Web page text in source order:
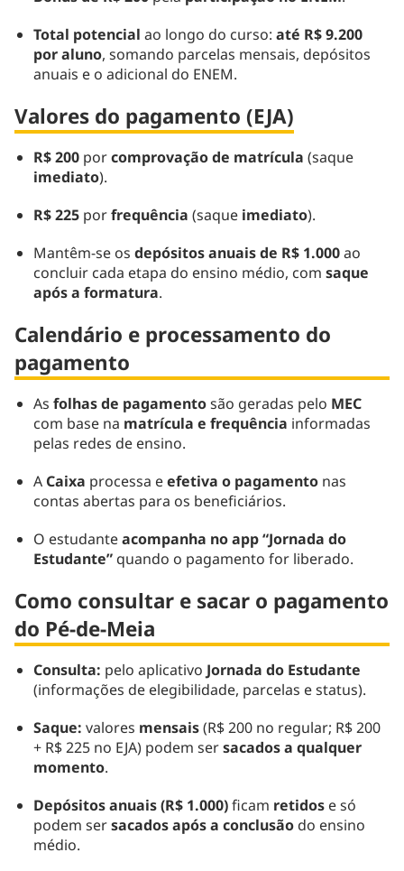
Total potencial ao longo do curso: até R$ 9.200
por aluno, somando parcelas mensais, depósitos
anuais e o adicional do ENEM.
Valores do pagamento (EJA)
R$ 200porcomprovação de matrícula (saque
imediato).
R$ 225porfrequência (saque imediato).
Mantêm-se os depósitos anuais de R$ 1.000ao
concluir cada etapa do ensino médio, com saque
após a formatura.
Calendário e processamento do
pagamento
As folhas de pagamentosão geradas pelo MEC
com base na matrícula e frequência informadas
pelas redes de ensino.
A Caixa processa eefetiva o pagamentonas
contas abertas para os beneficiários.
O estudanteacompanha no app “Jornada do
Estudante”quando o pagamento for liberado.
Como consultar e sacar o pagamento
do Pé-de-Meia
Consulta: pelo aplicativo Jornada do Estudante
(informações de elegibilidade, parcelas e status).
Saque: valores mensais(R$ 200 no regular; R$ 200
+ R$ 225 no EJA) podem sersacados a qualquer
momento.
Depósitos anuais (R$ 1.000)ficam retidose só
podem sersacados após a conclusãodo ensino
médio.